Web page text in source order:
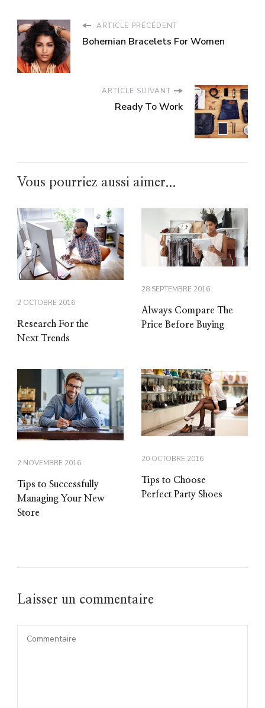
ARTICLE PRÉCÉDENT
Bohemian Bracelets For Women
ARTICLE SUIVANT
Ready To Work
Vous pourriez aussi aimer...
2 OCTOBRE 2016
Research For the
Next Trends
28 SEPTEMBRE 2016
Always Compare The
Price Before Buying
2 NOVEMBRE 2016
Tips to Successfully
Managing Your New
Store
20 OCTOBRE 2016
Tips to Choose
Perfect Party Shoes
Laisser un commentaire